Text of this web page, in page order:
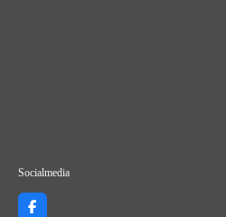
Socialmedia
F